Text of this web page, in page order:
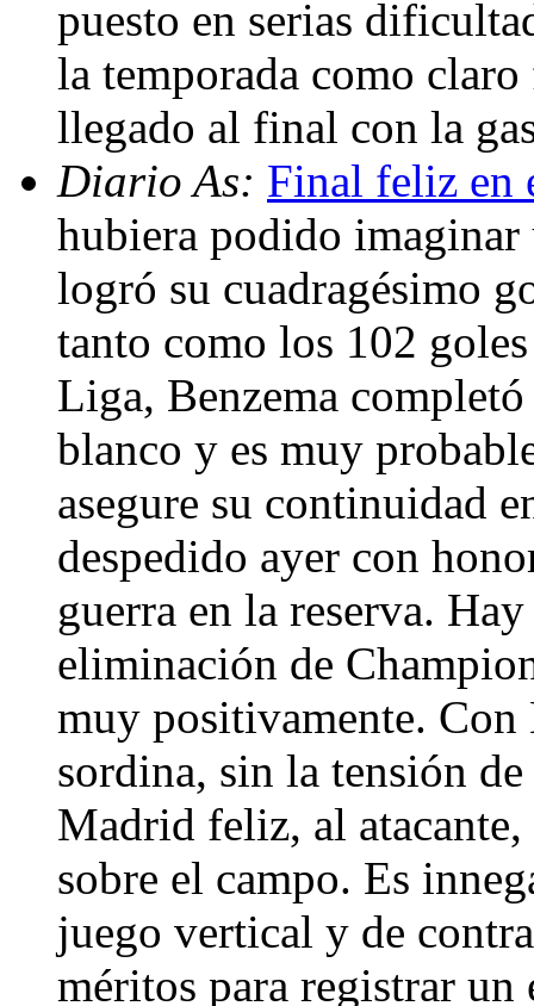
puesto en serias
la temporada como
llegado al final con la
Diario As: Final feliz en
hubiera podido
logró su cuadragésimo
tanto como los 102
Liga, Benzema
blanco y es muy
asegure su continuidad
despedido ayer con
guerra en la reserva.
eliminación de
muy positivamente.
sordina, sin la tensión
Madrid feliz, al
sobre el campo. Es
juego vertical y de
méritos para registrar